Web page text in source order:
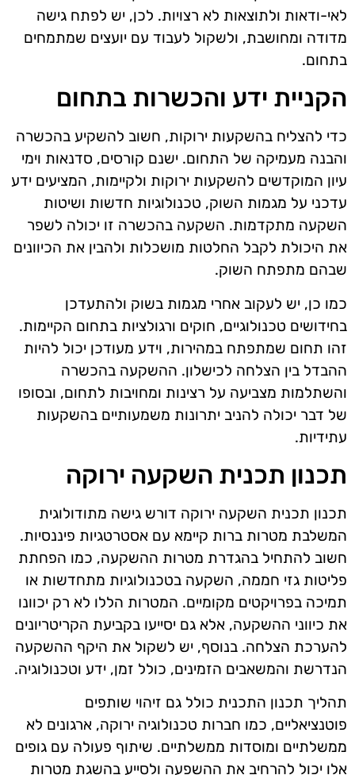
לאי-ודאות ולתוצאות לא רצויות. לכן, יש לפתח גישה
מדודה ומחושבת, ולשקול לעבוד עם יועצים שמתמחים
בתחום.
הקניית ידע והכשרות בתחום
כדי להצליח בהשקעות ירוקות, חשוב להשקיע בהכשרה
והבנה מעמיקה של התחום. ישנם קורסים, סדנאות וימי
עיון המוקדשים להשקעות ירוקות ולקיימות, המציעים ידע
עדכני על מגמות השוק, טכנולוגיות חדשות ושיטות
השקעה מתקדמות. השקעה בהכשרה זו יכולה לשפר
את היכולת לקבל החלטות מושכלות ולהבין את הכיוונים
שבהם מתפתח השוק.
כמו כן, יש לעקוב אחרי מגמות בשוק ולהתעדכן
בחידושים טכנולוגיים, חוקים ורגולציות בתחום הקיימות.
זהו תחום שמתפתח במהירות, וידע מעודכן יכול להיות
ההבדל בין הצלחה לכישלון. ההשקעה בהכשרה
והשתלמות מצביעה על רצינות ומחויבות לתחום, ובסופו
של דבר יכולה להניב יתרונות משמעותיים בהשקעות
עתידיות.
תכנון תכנית השקעה ירוקה
תכנון תכנית השקעה ירוקה דורש גישה מתודולוגית
המשלבת מטרות ברות קיימא עם אסטרטגיות פיננסיות.
חשוב להתחיל בהגדרת מטרות ההשקעה, כמו הפחתת
פליטות גזי חממה, השקעה בטכנולוגיות מתחדשות או
תמיכה בפרויקטים מקומיים. המטרות הללו לא רק יכוונו
את כיווני ההשקעה, אלא גם יסייעו בקביעת הקריטריונים
להערכת הצלחה. בנוסף, יש לשקול את היקף ההשקעה
הנדרשת והמשאבים הזמינים, כולל זמן, ידע וטכנולוגיה.
תהליך תכנון התכנית כולל גם זיהוי שותפים
פוטנציאליים, כמו חברות טכנולוגיה ירוקה, ארגונים לא
ממשלתיים ומוסדות ממשלתיים. שיתוף פעולה עם גופים
אלו יכול להרחיב את ההשפעה ולסייע בהשגת מטרות